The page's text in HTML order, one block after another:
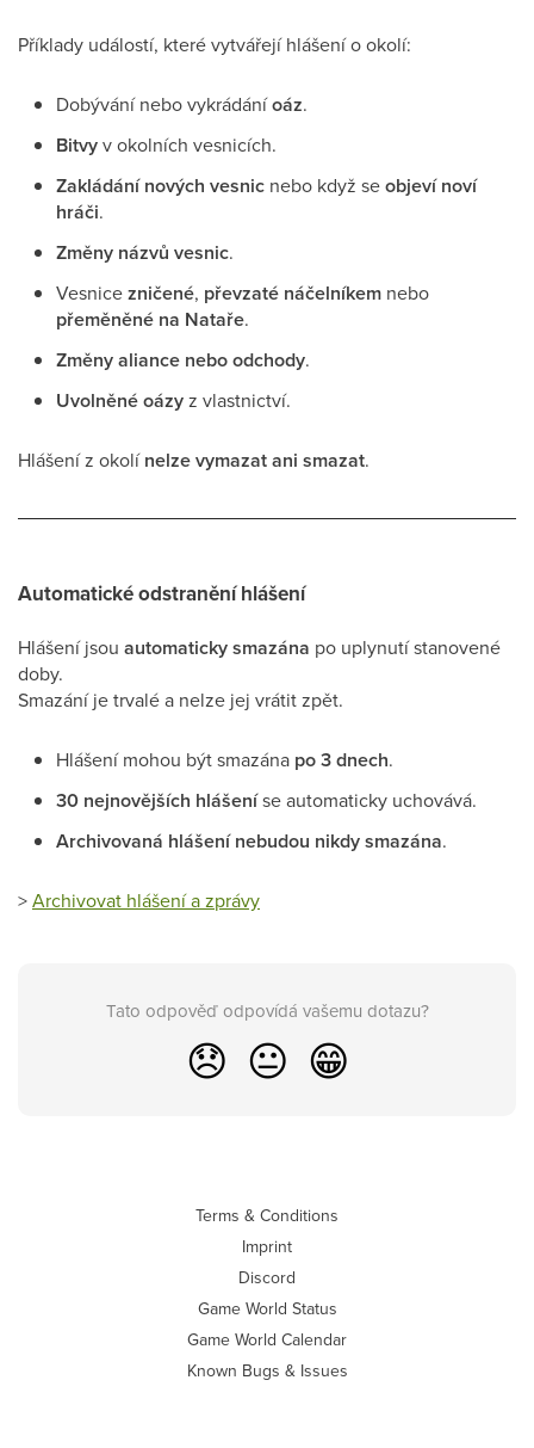
Příklady událostí, které vytvářejí hlášení o okolí:
Dobývání nebo vykrádáníoáz.
Bitvyv okolních vesnicích.
Zakládání nových vesnic nebo když seobjeví noví
hráči.
Změny názvů vesnic.
Vesnicezničené, převzaté náčelníkem nebo
přeměněné na Nataře.
Změny aliance nebo odchody.
Uvolněné oázyz vlastnictví.
Hlášení z okolínelze vymazat ani smazat.
Automatické odstranění hlášení
Hlášení jsou automaticky smazána po uplynutí stanovené
doby.
Smazání je trvalé a nelze jej vrátit zpět.
Hlášení mohou být smazána po 3 dnech.
30 nejnovějších hlášeníse automaticky uchovává.
Archivovaná hlášení nebudou nikdy smazána.
>Archivovat hlášení a zprávy
Tato odpověď odpovídá vašemu dotazu?
😞 😐 😁
Terms & Conditions
Imprint
Discord
Game World Status
Game World Calendar
Known Bugs & Issues